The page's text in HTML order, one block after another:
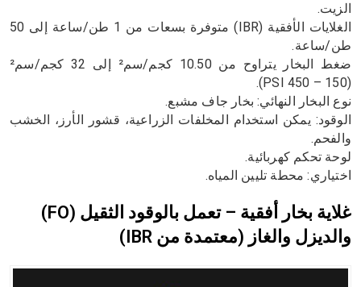
الزيت.
الغلايات الأفقية (IBR) متوفرة بسعات من 1 طن/ساعة إلى 50
طن/ساعة.
ضغط البخار يتراوح من 10.50 كجم/سم² إلى 32 كجم/سم²
(150 – 450 PSI).
نوع البخار النهائي: بخار جاف مشبع.
الوقود: يمكن استخدام المخلفات الزراعية، قشور الأرز، الخشب
والفحم.
لوحة تحكم كهربائية.
اختياري: محطة تليين المياه.
غلاية بخار أفقية – تعمل بالوقود الثقيل (FO)
والديزل والغاز (معتمدة من IBR)